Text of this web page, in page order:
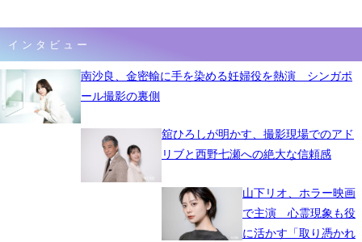
インタビュー
南沙良、金密輸に手を染める妊婦役を熱演 シンガポ
ール撮影の裏側
舘ひろしが明かす、撮影現場でのアド
リブと西野七瀬への絶大な信頼感
山下リオ、ホラー映画
で主演 心霊現象も役
に活かす「取り憑かれ